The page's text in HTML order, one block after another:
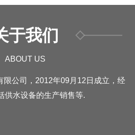
于我们
ABOUT US
限公司，2012年09月12日成立，经
供水设备的生产销售等.